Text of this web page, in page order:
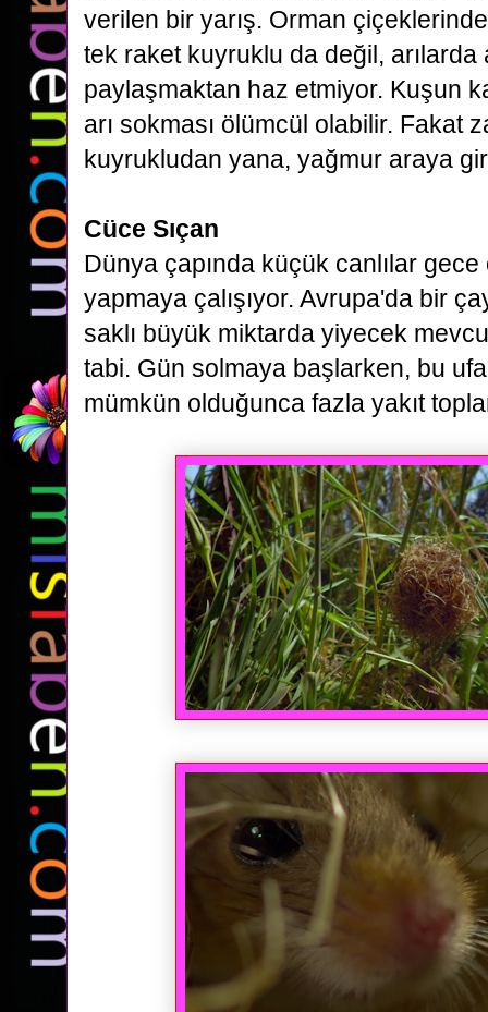
verilen bir yarış. Orman
tek raket kuyruklu da değil, arılarda
paylaşmaktan haz etmiyor. Kuşun
arı sokması ölümcül olabilir. Fakat
kuyrukludan yana, yağmur araya
Cüce Sıçan
Dünya çapında küçük canlılar
yapmaya çalışıyor. Avrupa'da bir
saklı büyük miktarda yiyecek
tabi. Gün solmaya başlarken, bu
mümkün olduğunca fazla yakıt